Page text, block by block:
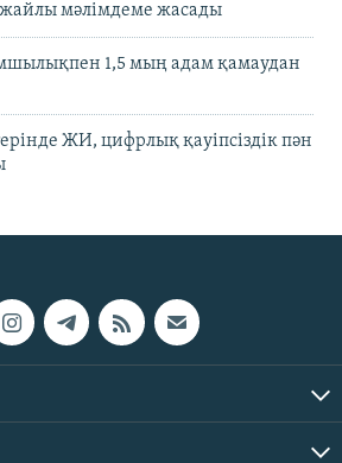
мәлімдеме жасады
1,5 мың адам қамаудан
ЖИ, цифрлық қауіпсіздік пән